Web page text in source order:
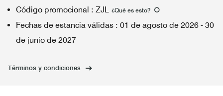
Código promocional : ZJL ¿Qué es esto?
Fechas de estancia válidas : 01 de agosto de 2026 - 30
de junio de 2027
Términos y condiciones